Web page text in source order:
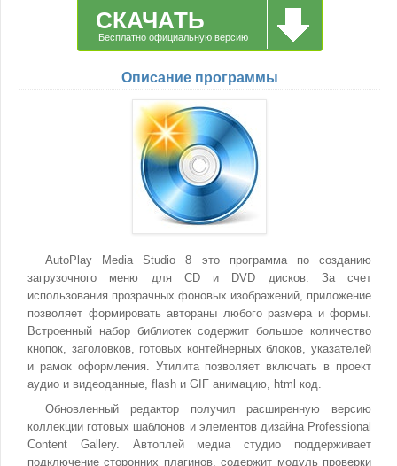
СКАЧАТЬ
Бесплатно официальную версию
Описание программы
AutoPlay Media Studio 8 это программа по созданию
загрузочного меню для CD и DVD дисков. За счет
использования прозрачных фоновых изображений, приложение
позволяет формировать автораны любого размера и формы.
Встроенный набор библиотек содержит большое количество
кнопок, заголовков, готовых контейнерных блоков, указателей
и рамок оформления. Утилита позволяет включать в проект
аудио и видеоданные, flash и GIF анимацию, html код.
Обновленный редактор получил расширенную версию
коллекции готовых шаблонов и элементов дизайна Professional
Content Gallery. Автоплей медиа студио поддерживает
подключение сторонних плагинов, содержит модуль проверки